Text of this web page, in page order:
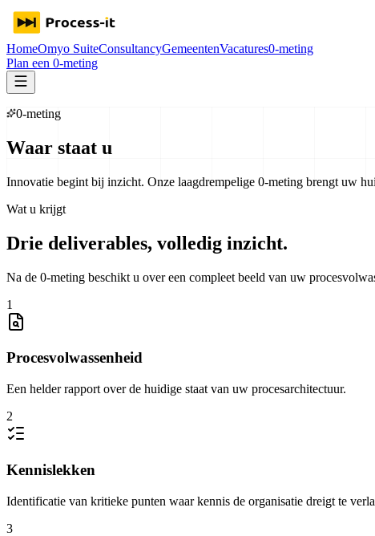
HomeOmyo SuiteConsultancyGemeentenVacatures0-meting
Plan een 0-meting
0-meting
Waar staat u
Innovatie begint bij inzicht. Onze laagdrempelige 0-meting brengt uw
Wat u krijgt
Drie deliverables, volledig inzicht.
Na de 0-meting beschikt u over een compleet beeld van uw
1
Procesvolwassenheid
Een helder rapport over de huidige staat van uw procesarchitectuur.
2
Kennislekken
Identificatie van kritieke punten waar kennis de organisatie dreigt te
3